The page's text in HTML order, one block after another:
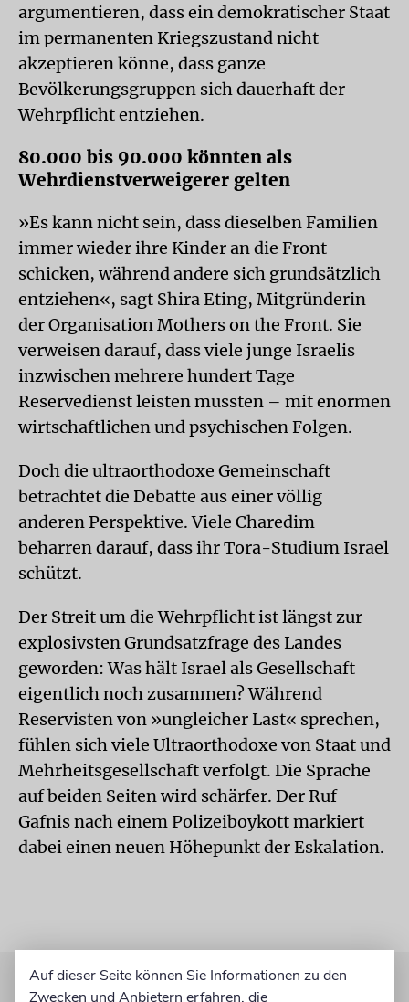
argumentieren, dass ein demokratischer Staat
im permanenten Kriegszustand nicht
akzeptieren könne, dass ganze
Bevölkerungsgruppen sich dauerhaft der
Wehrpflicht entziehen.
80.000 bis 90.000 könnten als
Wehrdienstverweigerer gelten
»Es kann nicht sein, dass dieselben Familien
immer wieder ihre Kinder an die Front
schicken, während andere sich grundsätzlich
entziehen«, sagt Shira Eting, Mitgründerin
der Organisation Mothers on the Front. Sie
verweisen darauf, dass viele junge Israelis
inzwischen mehrere hundert Tage
Reservedienst leisten mussten – mit enormen
wirtschaftlichen und psychischen Folgen.
Doch die ultraorthodoxe Gemeinschaft
betrachtet die Debatte aus einer völlig
anderen Perspektive. Viele Charedim
beharren darauf, dass ihr Tora-Studium Israel
schützt.
Der Streit um die Wehrpflicht ist längst zur
explosivsten Grundsatzfrage des Landes
geworden: Was hält Israel als Gesellschaft
eigentlich noch zusammen? Während
Reservisten von »ungleicher Last« sprechen,
fühlen sich viele Ultraorthodoxe von Staat und
Mehrheitsgesellschaft verfolgt. Die Sprache
auf beiden Seiten wird schärfer. Der Ruf
Gafnis nach einem Polizeiboykott markiert
dabei einen neuen Höhepunkt der Eskalation.
Auf dieser Seite können Sie Informationen zu den
Zwecken und Anbietern erfahren, die